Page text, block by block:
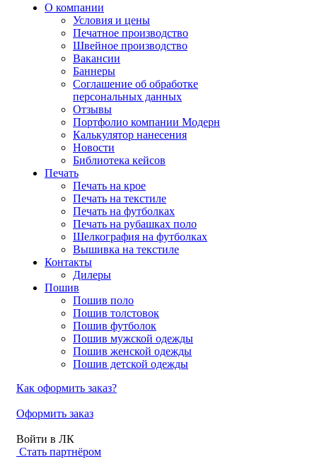
О компании
Условия и цены
Печатное производство
Швейное производство
Вакансии
Баннеры
Соглашение об обработке
персональных данных
Отзывы
Портфолио компании Модерн
Калькулятор нанесения
Новости
Библиотека кейсов
Печать
Печать на крое
Печать на текстиле
Печать на футболках
Печать на рубашках поло
Шелкография на футболках
Вышивка на текстиле
Контакты
Дилеры
Пошив
Пошив поло
Пошив толстовок
Пошив футболок
Пошив мужской одежды
Пошив женской одежды
Пошив детской одежды
Как оформить заказ?
Оформить заказ
Войти в ЛК
Стать партнёром